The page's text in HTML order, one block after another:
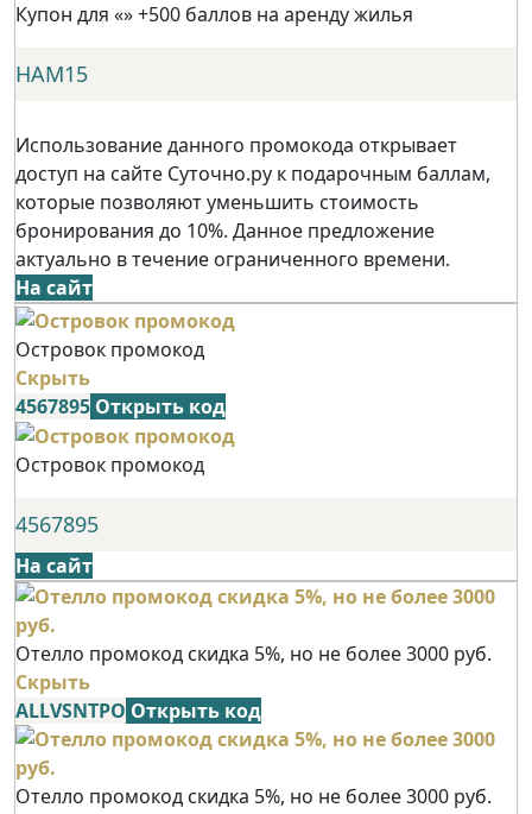
Купон для «» +500 баллов на аренду жилья
НАМ15
Использование данного промокода открывает
доступ на сайте Суточно.ру к подарочным баллам,
которые позволяют уменьшить стоимость
бронирования до 10%. Данное предложение
актуально в течение ограниченного времени.
На сайт
Островок промокод
Скрыть
4567895 Открыть код
Островок промокод
4567895
На сайт
Отелло промокод скидка 5%, но не более 3000 руб.
Скрыть
ALLVSNTPO Открыть код
Отелло промокод скидка 5%, но не более 3000 руб.